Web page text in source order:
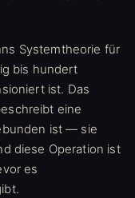
Systemtheorie für
bis hundert
ist. Das
eine
ist — sie
diese Operation ist
es